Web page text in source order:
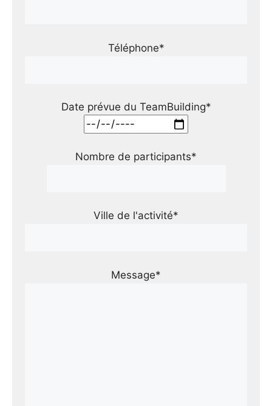
Téléphone*
Date prévue du TeamBuilding*
Nombre de participants*
Ville de l'activité*
Message*